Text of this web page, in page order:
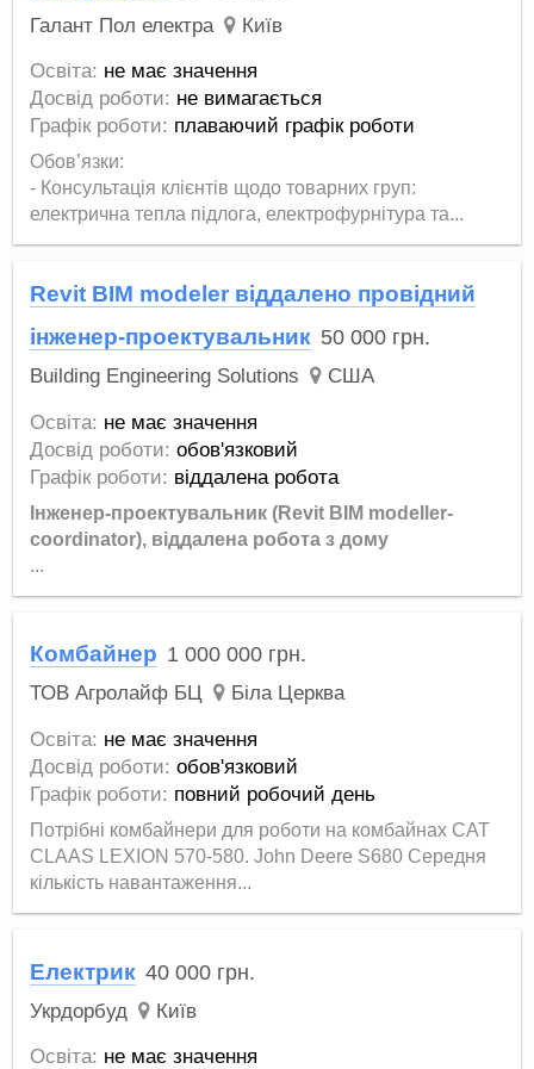
Галант Пол електра Київ
Освіта: не має значення
Досвід роботи: не вимагається
Графік роботи: плаваючий графік роботи
Обов’язки:
- Консультація клієнтів щодо товарних груп:
електрична тепла підлога, електрофурнітура та...
Revit BIM modeler віддалено провідний
інженер-проектувальник 50 000 грн.
Building Engineering Solutions США
Освіта: не має значення
Досвід роботи: обов'язковий
Графік роботи: віддалена робота
Інженер-проектувальник (Revit BIM modeller-
coordinator), віддалена робота з дому
...
Комбайнер 1 000 000 грн.
ТОВ Агролайф БЦ Біла Церква
Освіта: не має значення
Досвід роботи: обов'язковий
Графік роботи: повний робочий день
Потрібні комбайнери для роботи на комбайнах CAT
CLAAS LEXION 570-580. John Deere S680 Середня
кількість навантаження...
Електрик 40 000 грн.
Укрдорбуд Київ
Освіта: не має значення